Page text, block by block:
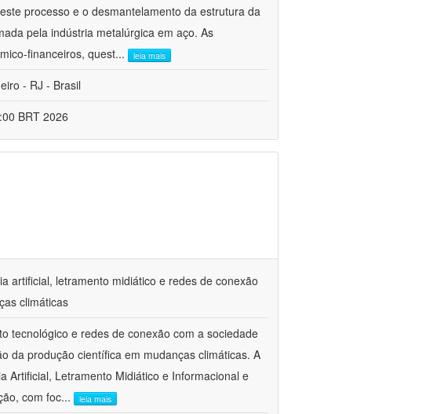
processo e o desmantelamento da estrutura da
pela indústria metalúrgica em aço. As
financeiros, quest... leia mais
- RJ - Brasil
BRT 2026
artificial, letramento midiático e redes de conexão
climáticas
tecnológico e redes de conexão com a sociedade
da produção científica em mudanças climáticas. A
Artificial, Letramento Midiático e Informacional e
com foc... leia mais